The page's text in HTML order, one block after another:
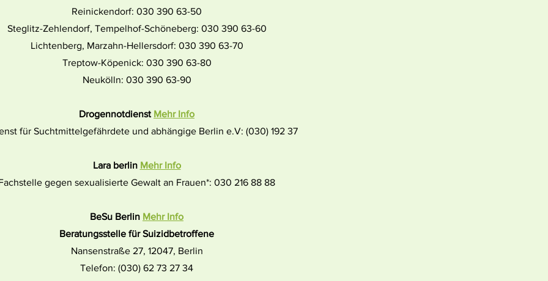
Reinickendorf: 030 390 63-50
Steglitz-Zehlendorf, Tempelhof-Schöneberg: 030 390 63-60
Lichtenberg, Marzahn-Hellersdorf: 030 390 63-70
Treptow-Köpenick: 030 390 63-80
Neukölln: 030 390 63-90
Drogennotdienst Mehr Info
für Suchtmittelgefährdete und abhängige Berlin e.V: (030) 192 37
Lara berlin Mehr Info
gegen sexualisierte Gewalt an Frauen*: 030 216 88 88
BeSu Berlin Mehr Info
Beratungsstelle für Suizidbetroffene
Nansenstraße 27, 12047, Berlin
Telefon: (030) 62 73 27 34